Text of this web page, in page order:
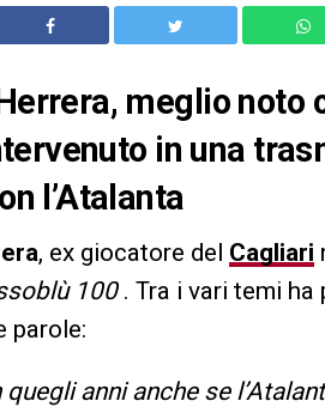
meglio noto
in una
l’Atalanta
, ex giocatore del Cagliari
100. Tra i vari temi ha
parole:
quegli anni anche se